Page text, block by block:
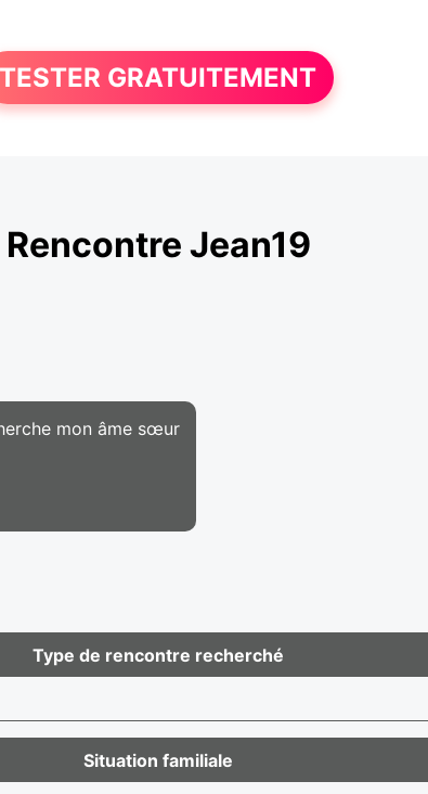
TESTER GRATUITEMENT
Rencontre Jean19
mon âme sœur
Type de rencontre recherché
Situation familiale